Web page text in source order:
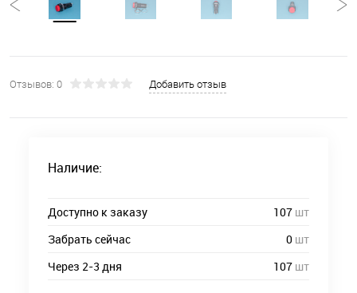
Отзывов: 0 Добавить отзыв
Наличие:
Доступно к заказу 107 шт
Забрать сейчас
0 шт
Через 2-3 дня
107 шт